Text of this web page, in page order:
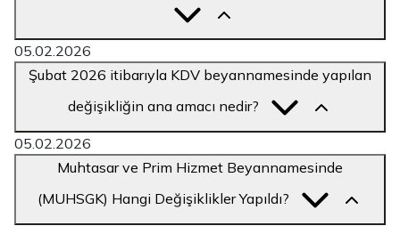
05.02.2026
Şubat 2026 itibarıyla KDV beyannamesinde yapılan
değişikliğin ana amacı nedir?
05.02.2026
Muhtasar ve Prim Hizmet Beyannamesinde
(MUHSGK) Hangi Değişiklikler Yapıldı?